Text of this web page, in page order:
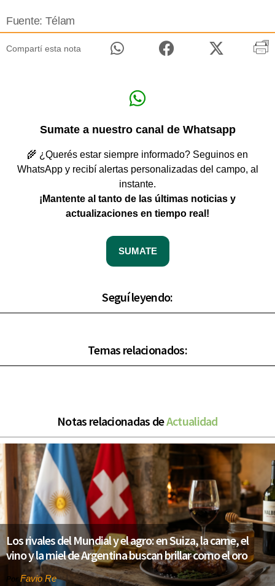
Fuente: Télam
Compartí esta nota
Sumate a nuestro canal de Whatsapp
🌾 ¿Querés estar siempre informado? Seguinos en
WhatsApp y recibí alertas personalizadas del campo, al
instante.
¡Mantente al tanto de las últimas noticias y
actualizaciones en tiempo real!
SUMATE
Seguí leyendo:
Temas relacionados:
Notas relacionadas deActualidad
Los rivales del Mundial y el agro: en Suiza, la carne, el
vino y la miel de Argentina buscan brillar como el oro
Por Favio Re